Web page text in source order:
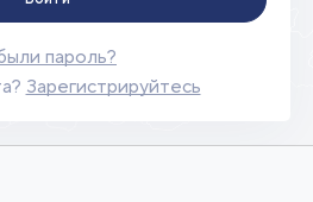
пароль?
Зарегистрируйтесь